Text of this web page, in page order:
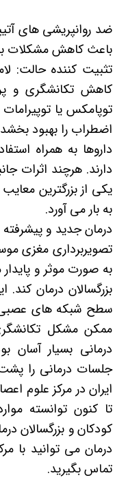
باعث کاهش مشکلات
تثبیت کننده حالت:
کاهش تکانشگری و
توپامکس یا
اضطراب را بهبود
داروها به همراه
دارند. هرچند اثرات
یکی از بزرگترین
به بار می آورد.
درمان جدید و پیشرفته
تصویربرداری مغزی
به صورت موثر و
بزرگسالان درمان
سطح شبکه های
ممکن مشکل
درمانی بسیار آسان
جلسات درمانی را پشت
ایران در مرکز علوم
تا کنون توانسته
کودکان و بزرگسالان
درمان می توانید با
تماس بگیرید.